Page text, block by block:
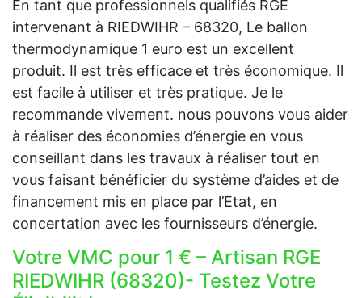
En tant que professionnels qualifiés RGE
intervenant à RIEDWIHR – 68320, Le ballon
thermodynamique 1 euro est un excellent
produit. Il est très efficace et très économique. Il
est facile à utiliser et très pratique. Je le
recommande vivement. nous pouvons vous aider
à réaliser des économies d’énergie en vous
conseillant dans les travaux à réaliser tout en
vous faisant bénéficier du système d’aides et de
financement mis en place par l’Etat, en
concertation avec les fournisseurs d’énergie.
Votre VMC pour 1 € – Artisan RGE
RIEDWIHR (68320)- Testez Votre